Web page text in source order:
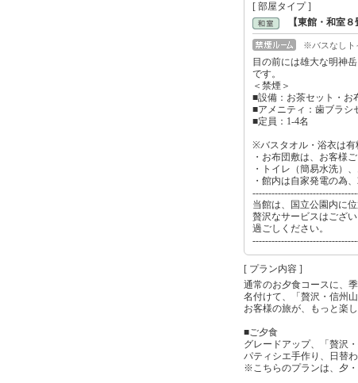
[ 部屋タイプ ]
【東館・和室
※バスなしト
目の前には雄大な明神
です。
＜禁煙＞
■設備：お茶セット・お
■アメニティ：歯ブラシ
■定員：1-4名
※バスタオル・浴衣は有
・お布団敷は、お客様
・トイレ（簡易水洗）
・館内は自家発電の為
当館は、国立公園内に
贅沢なサービスはござ
過ごしください。
[ プラン内容 ]
通常のお夕食コースに、
名付けて、「贅沢・信州山
お客様の旅が、もっと楽
■ご夕食
グレードアップ、「贅沢
パティシエ手作り、日替
※こちらのプランは、夕・